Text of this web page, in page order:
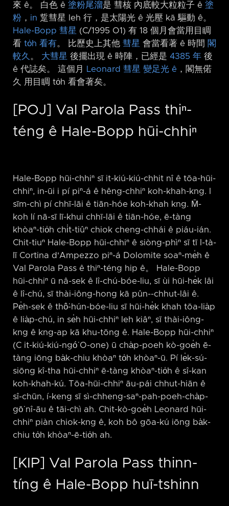
來 ê。 白色 ê 塗粉尾溜是 彗核 內底較大粒粒子 ê 塗
粉 ， in 踅彗星 leh 行，是太陽光 ê 光壓 kā 驅動 ê。
Hale-Bopp 彗星 (C/1995 O1) 有 18 個月會當用目睭
看 to̍h 看有。 比歷史上其他 彗星 會當看著 ê 時間 閣
較久 。 大彗星 後擺出現 ê 時陣，已經是 4385 年 後
ê 代誌矣。 這個月
Leonard 彗星 變足光 ê ，閣無偌
久 用目睭 to̍h 看會著矣。
[POJ] Val Parola Pass thiⁿ-
téng ê Hale-Bopp hūi-chhiⁿ
Hale-Bopp hūi-chhiⁿ sī it-kiú-kiú-chhit nî ê tōa-hūi-
chhiⁿ, in-ūi i pí piⁿ-á ê hêng-chhiⁿ koh-khah-kng. I
sīm-chì pí chhī-lāi ê tiān-hóe koh-khah kng. M̄-
koh lí nā-sī lī-khui chhī-lāi ê tiān-hóe, ē-tàng
khòaⁿ-tio̍h chi̍t-tiûⁿ chiok cheng-chhái ê piáu-ián.
Chit-tiuⁿ Hale-Bopp hūi-chhiⁿ ê siòng-phìⁿ sī tī I-tà-
lī Cortina d'Ampezzo piⁿ-á Dolomite soaⁿ-me̍h ê
Val Parola Pass ê thiⁿ-téng hip ê。 Hale-Bopp
hūi-chhiⁿ ū nâ-sek ê lî-chú-bóe-liu, sī ùi hūi-he̍k lâi
ê lî-chú, sī thài-iông-hong kā pûn-⁠-chhut-lâi ê.
Pe̍h-sek ê thô͘-hún-bóe-liu sī hūi-he̍k khah tōa-lia̍p
ê lia̍p-chú, in se̍h hūi-chhiⁿ leh kiâⁿ, sī thài-iông-
kng ê kng-ap kā khu-tōng ê. Hale-Bopp hūi-chhiⁿ
(C it-kiú-kiú-ngó͘ O-one) ū cha̍p-poeh kò-goe̍h ē-
tàng iōng ba̍k-chiu khòaⁿ to̍h khòaⁿ-ū. Pí le̍k-sú-
siōng kî-tha hūi-chhiⁿ ē-tàng khòaⁿ-tio̍h ê sî-kan
koh-khah-kú. Tōa-hūi-chhiⁿ āu-pái chhut-hiān ê
sî-chūn, í-keng sī sì-chheng-saⁿ-pah-poeh-cha̍p-
gō͘ nî-āu ê tāi-chì ah. Chit-kò-goe̍h Leonard hūi-
chhiⁿ piàn chiok-kng ê, koh bô gōa-kú iōng ba̍k-
chiu to̍h khòaⁿ-ē-tio̍h ah.
[KIP] Val Parola Pass thinn-
tíng ê Hale-Bopp huī-tshinn